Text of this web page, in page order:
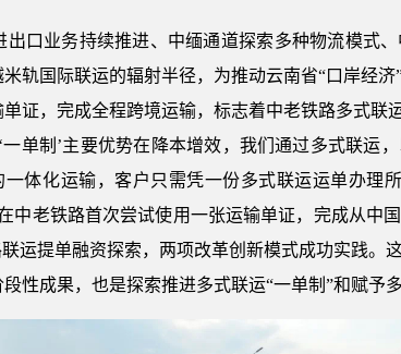
业务持续推进、中缅通道探索多种物流模式、
轨国际联运的辐射半径，为推动云南省“口岸经
证，完成全程跨境运输，标志着中老铁路多式联
单制’主要优势在降本增效，我们通过多式联运
一体化运输，客户只需凭一份多式联运运单办理
中老铁路首次尝试使用一张运输单证，完成从中
运提单融资探索，两项改革创新模式成功实践。
性成果，也是探索推进多式联运“一单制”和赋予